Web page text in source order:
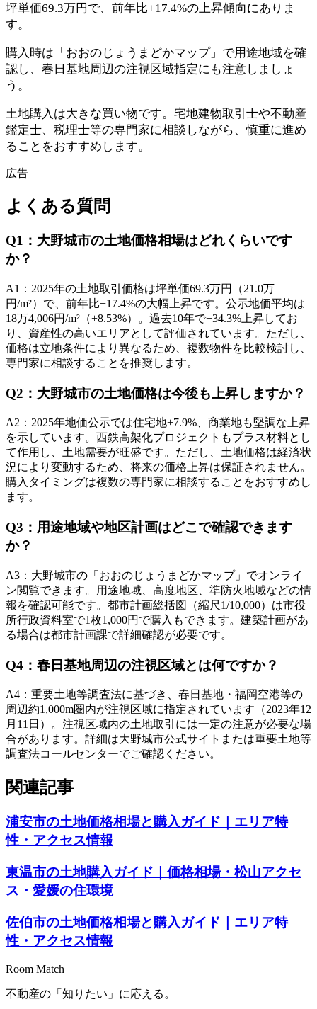
坪単価69.3万円で、前年比+17.4%の上昇傾向にありま
す。
購入時は「おおのじょうまどかマップ」で用途地域を確
認し、春日基地周辺の注視区域指定にも注意しましょ
う。
土地購入は大きな買い物です。宅地建物取引士や不動産
鑑定士、税理士等の専門家に相談しながら、慎重に進め
ることをおすすめします。
広告
よくある質問
Q1 ： 大野城市の土地価格相場はどれくらいです
か？
A1 ： 2025年の土地取引価格は坪単価69.3万円（21.0万
円/m²）で、前年比+17.4%の大幅上昇です。公示地価平均は
18万4,006円/m²（+8.53%）。過去10年で+34.3%上昇してお
り、資産性の高いエリアとして評価されています。ただし、
価格は立地条件により異なるため、複数物件を比較検討し、
専門家に相談することを推奨します。
Q2 ： 大野城市の土地価格は今後も上昇しますか？
A2 ： 2025年地価公示では住宅地+7.9%、商業地も堅調な上昇
を示しています。西鉄高架化プロジェクトもプラス材料とし
て作用し、土地需要が旺盛です。ただし、土地価格は経済状
況により変動するため、将来の価格上昇は保証されません。
購入タイミングは複数の専門家に相談することをおすすめし
ます。
Q3 ： 用途地域や地区計画はどこで確認できます
か？
A3 ： 大野城市の「おおのじょうまどかマップ」でオンライ
ン閲覧できます。用途地域、高度地区、準防火地域などの情
報を確認可能です。都市計画総括図（縮尺1/10,000）は市役
所行政資料室で1枚1,000円で購入もできます。建築計画があ
る場合は都市計画課で詳細確認が必要です。
Q4 ： 春日基地周辺の注視区域とは何ですか？
A4 ： 重要土地等調査法に基づき、春日基地・福岡空港等の
周辺約1,000m圏内が注視区域に指定されています（2023年12
月11日）。注視区域内の土地取引には一定の注意が必要な場
合があります。詳細は大野城市公式サイトまたは重要土地等
調査法コールセンターでご確認ください。
関連記事
浦安市の土地価格相場と購入ガイド｜エリア特
性・アクセス情報
東温市の土地購入ガイド｜価格相場・松山アクセ
ス・愛媛の住環境
佐伯市の土地価格相場と購入ガイド｜エリア特
性・アクセス情報
Room Match
不動産の「知りたい」に応える。